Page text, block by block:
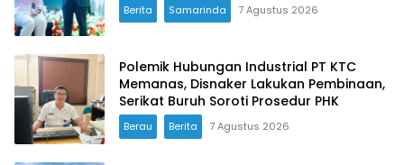
Berita Samarinda 7 Agustus 2026
Polemik Hubungan Industrial PT KTC
Memanas, Disnaker Lakukan Pembinaan,
Serikat Buruh Soroti Prosedur PHK
Berau Berita 7 Agustus 2026